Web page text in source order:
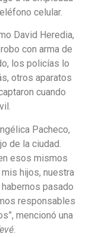
celular.
David Heredia,
con arma de
los policías lo
otros aparatos
cuando
Pacheco,
de la ciudad.
esos mismos
hijos, nuestra
pasado
responsables
mencionó una
.